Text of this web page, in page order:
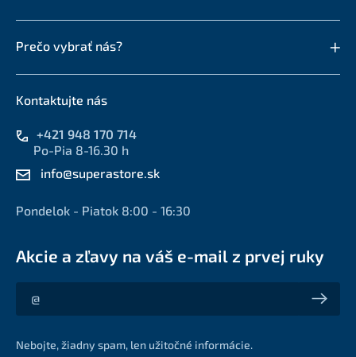
Prečo vybrať nás?
Kontaktujte nás
+421 948 170 714
Po-Pia 8-16.30 h
info@superastore.sk
Pondelok - Piatok 8:00 - 16:30
Akcie a zľavy na váš e-mail z prvej ruky
Akcie a zľavy na váš e-mail z prvej ruky
Nebojte, žiadny spam, len užitočné informácie.